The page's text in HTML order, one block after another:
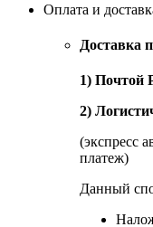
Оплата и
Доставка
1) Почтой
2)
(экспресс
платеж)
Данный